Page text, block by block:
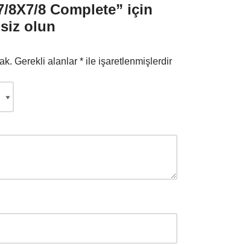
8X7/8 Complete” için
olun
Gerekli alanlar * ile işaretlenmişlerdir